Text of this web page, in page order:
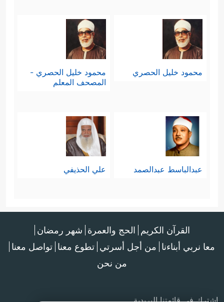
محمود خليل الحصري
محمود خليل الحصري -
المصحف المعلم
عبدالباسط عبدالصمد علي الحذيفي
القرآن الكريم الحج والعمرة شهر رمضان
معا نربي أبناءنا من أجل أسرتي تطوع معنا تواصل معنا
من نحن
اشترك في قائمتنا البريدية